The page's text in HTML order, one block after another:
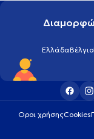
ΕλλάδαΒέλγιο
Οροι χρήσηςCookies